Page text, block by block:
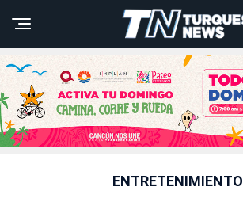
ENTRETENIMIENTO